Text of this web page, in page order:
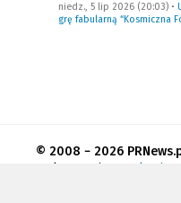
niedz., 5 lip 2026 (20:03) •
grę fabularną “Kosmiczna
© 2008 − 2026
akceptację
regulaminu